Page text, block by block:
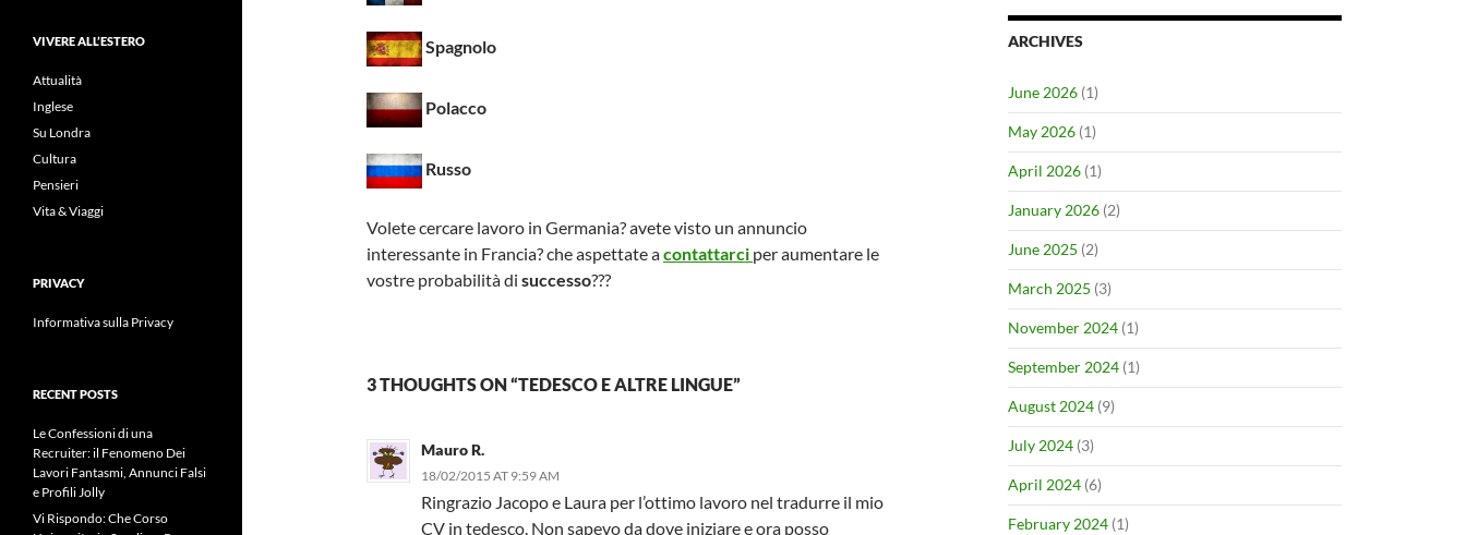
Spagnolo
Polacco
Russo
Volete cercare lavoro in Germania? avete visto un annuncio
interessante in Francia? che aspettate acontattarci per aumentare le
vostre probabilità di successo???
3 THOUGHTS ON “TEDESCO E ALTRE LINGUE”
Mauro R.
18/02/2015 AT 9:59 AM
Ringrazio Jacopo e Laura per l’ottimo lavoro nel tradurre il mio
CV in tedesco. Non sapevo da dove iniziare e ora posso
ARCHIVES
June 2026 (1)
May 2026 (1)
April 2026 (1)
January 2026 (2)
June 2025 (2)
March 2025 (3)
November 2024 (1)
September 2024 (1)
August 2024 (9)
July 2024 (3)
April 2024 (6)
February 2024 (1)
VIVERE ALL’ESTERO
Attualità
Inglese
Su Londra
Cultura
Pensieri
Vita & Viaggi
PRIVACY
Informativa sulla Privacy
RECENT POSTS
Le Confessioni di una
Recruiter: il Fenomeno Dei
Lavori Fantasmi, Annunci Falsi
e Profili Jolly
Vi Rispondo: Che Corso